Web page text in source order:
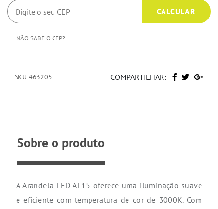
NÃO SABE O CEP?
SKU 463205 COMPARTILHAR:
Sobre o produto
A Arandela LED AL15 oferece uma iluminação suave
e eficiente com temperatura de cor de 3000K. Com